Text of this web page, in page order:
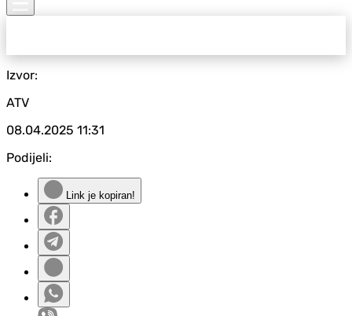
Izvor:
ATV
08.04.2025 11:31
Podijeli:
Link je kopiran!